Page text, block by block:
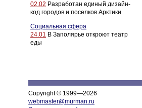
02.02 Разработан единый дизайн-
код городов и поселков Арктики
Социальная сфера
24.01 В Заполярье откроют театр
еды
Copyright © 1999—2026
webmaster@murman.ru